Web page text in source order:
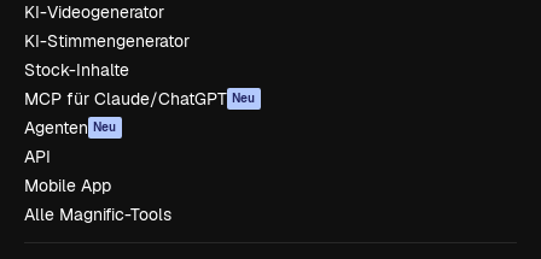
KI-Videogenerator
KI-Stimmengenerator
Stock-Inhalte
MCP für Claude/ChatGPT Neu
Agenten Neu
API
Mobile App
Alle Magnific-Tools